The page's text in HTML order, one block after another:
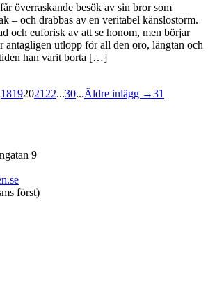
överraskande besök av sin bror som
– och drabbas av en veritabel känslostorm.
och euforisk av att se honom, men börjar
antagligen utlopp för all den oro, längtan och
han varit borta […]
18192021 22...30...Äldre inlägg →31
9
först)